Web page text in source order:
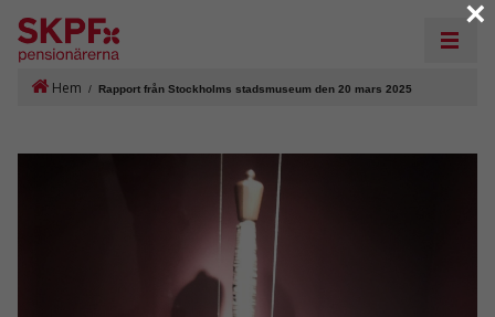
Hem / Rapport från Stockholms stadsmuseum den 20 mars 2025
×